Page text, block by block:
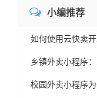
小编推荐
如何使用云快卖
乡镇外卖小程序
校园外卖小程序